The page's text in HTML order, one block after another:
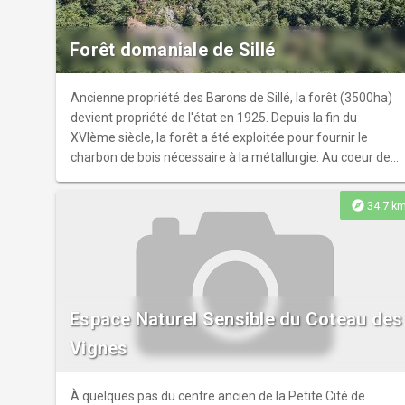
Forêt domaniale de Sillé
Ancienne propriété des Barons de Sillé, la forêt (3500ha)
devient propriété de l'état en 1925. Depuis la fin du
XVIème siècle, la forêt a été exploitée pour fournir le
charbon de bois nécessaire à la métallurgie. Au coeur de
pratiquer de nombreuses activités nautiques. Pratique
également de l'escalade sur les sites de Rochebrune ou du
Saut du Serf. Pour en savoir plus sur l'originalité de la forêt
domaniale de Sillé, rendez-vous sur le site de l'Office
National des Forêt : https://www.onf.fr/vivre-la-
foret/%2B/16a3::la-foret-de-sille-cultive-son-
originalite.html
explore 34.7 km
Espace Naturel Sensible du Coteau des
Vignes
À quelques pas du centre ancien de la Petite Cité de